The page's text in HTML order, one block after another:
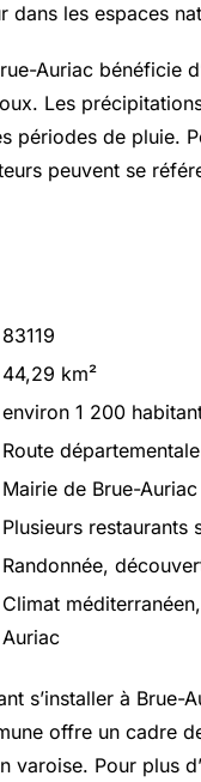
dans les espaces
Auriac bénéficie
Les
périodes de pluie.
peuvent se
83119
44,29 km²
environ 1 200
Route
Mairie de Brue-Auriac
Plusieurs restaurants
Randonnée,
Climat
Auriac
s’installer à
offre un cadre
varoise. Pour plus